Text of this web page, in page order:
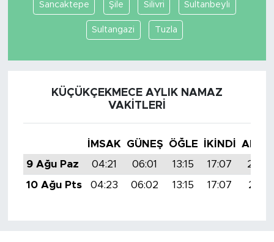
Sancaktepe Şile Silivri Sultanbeyli
Sultangazi Tuzla
KÜÇÜKÇEKMECE AYLIK NAMAZ
VAKITLERI
İMSAK GÜNEŞ ÖĞLE İKINDI
9 Ağu Paz
04:21 06:01 13:15 17:07
20:20
10 Ağu Pts
04:23 06:02 13:15 17:07 20:18